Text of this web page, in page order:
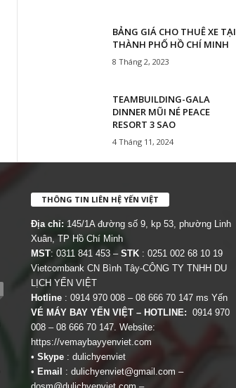
BẢNG GIÁ CHO THUÊ XE TẠI
THÀNH PHỐ HỒ CHÍ MINH
8 Tháng 2, 2023
TEAMBUILDING-GALA
DINNER MŨI NÉ PEACE
RESORT 3 SAO
4 Tháng 11, 2024
THÔNG TIN LIÊN HỆ YẾN VIỆT
Địa chỉ: 145/1A đường số 9, kp 53, phường Linh
Xuân, TP Hồ Chí Minh
MST: 0311 841 453 – STK: 0251 002 68 10 19
Vietcombank CN Bình Tây-CÔNG TY TNHH DU
LỊCH YẾN VIỆT
Hotline : 0914 970 008 – 08 666 70 147 ms Yến
VÉ MÁY BAY YẾN VIỆT – HOTLINE: 0914 970
008 – 08 666 70 147. Website:
https://vemaybayyenviet.com
• Skype: dulichyenviet
• Email : dulichyenviet@gmail.com –